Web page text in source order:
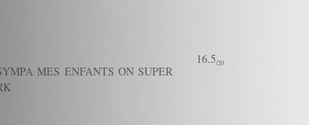
MES ENFANTS ON SUPER
16.5/20